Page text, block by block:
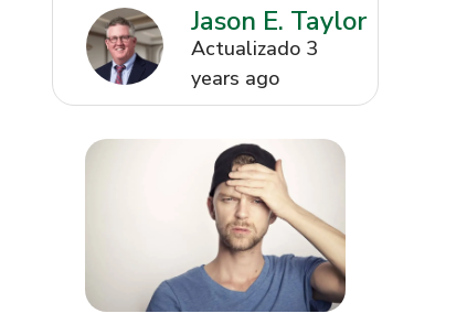
Jason E. Taylor
Actualizado 3
years ago